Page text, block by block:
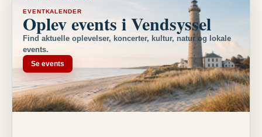
EVENTKALENDER
Oplev events i Vendsyssel
Find aktuelle oplevelser, koncerter, kultur, natur og lokale
events.
Se events